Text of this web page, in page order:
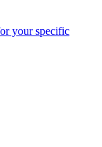
your specific